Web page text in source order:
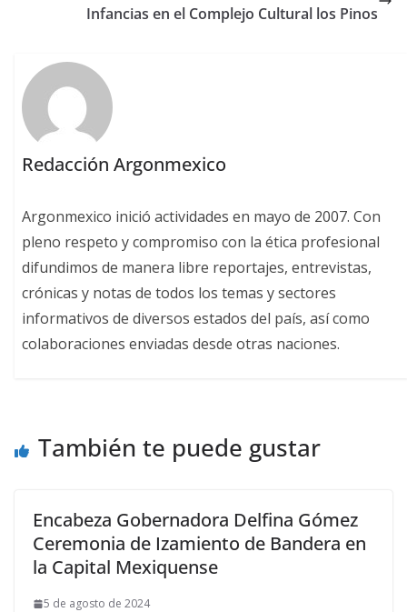
Infancias en el Complejo Cultural los Pinos
Redacción Argonmexico
Argonmexico inició actividades en mayo de 2007. Con
pleno respeto y compromiso con la ética profesional
difundimos de manera libre reportajes, entrevistas,
crónicas y notas de todos los temas y sectores
informativos de diversos estados del país, así como
colaboraciones enviadas desde otras naciones.
También te puede gustar
Encabeza Gobernadora Delfina Gómez
Ceremonia de Izamiento de Bandera en
la Capital Mexiquense
5 de agosto de 2024